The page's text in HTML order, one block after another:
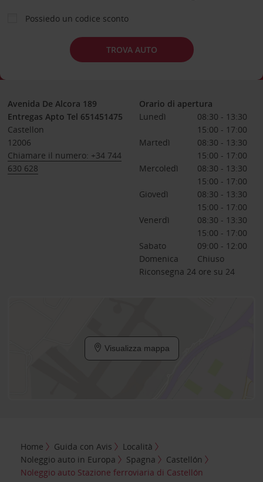
Possiedo un codice sconto
TROVA AUTO
Avenida De Alcora 189
Entregas Apto Tel 651451475
Castellon
12006
Chiamare il numero: +34 744
630 628
Orario di apertura
Lunedì
08:30 - 13:30
15:00 - 17:00
Martedì
08:30 - 13:30
15:00 - 17:00
Mercoledì
08:30 - 13:30
15:00 - 17:00
Giovedì
08:30 - 13:30
15:00 - 17:00
Venerdì
08:30 - 13:30
15:00 - 17:00
Sabato
09:00 - 12:00
Domenica
Chiuso
Riconsegna 24 ore su 24
Visualizza mappa
Home Guida con Avis
Località
Noleggio auto in Europa
Spagna
Castellón
Noleggio auto Stazione ferroviaria di Castellón